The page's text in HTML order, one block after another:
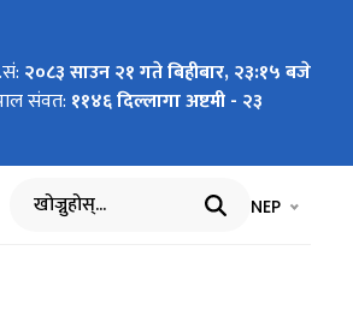
२०८३ साउन २१ गते बिहीबार, २३:१५ बजे
संवत: ११४६ दिल्लागा अष्टमी - २३
खोज्नुहोस् भाषा चयन
NEP